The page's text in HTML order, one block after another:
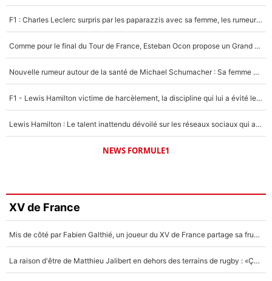
F1 : Charles Leclerc surpris par les paparazzis avec sa femme, les rumeurs étaient vraies !
Comme pour le final du Tour de France, Esteban Ocon propose un Grand Prix de Formule 1 à Paris : «Autour de l’Arc de Triomphe, ce serait génial» !
Nouvelle rumeur autour de la santé de Michael Schumacher : Sa femme Corinna sort du silence
F1 - Lewis Hamilton victime de harcèlement, la discipline qui lui a évité le pire : «J'aurais probablement mal tourné»
Lewis Hamilton : Le talent inattendu dévoilé sur les réseaux sociaux qui a impressionné Kim Kardashian pendant leurs vacances en amoureux !
NEWS FORMULE1
XV de France
Mis de côté par Fabien Galthié, un joueur du XV de France partage sa frustration : «ils ne me l’ont pas dit tout de suite»
La raison d'être de Matthieu Jalibert en dehors des terrains de rugby : «Ça m'atteint autant que si tu touches à un membre de ma famille»